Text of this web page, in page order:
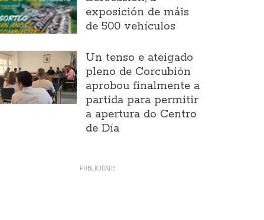
exposición de máis
de 500 vehículos
Un tenso e ateigado
pleno de Corcubión
aprobou finalmente a
partida para permitir
a apertura do Centro
de Día